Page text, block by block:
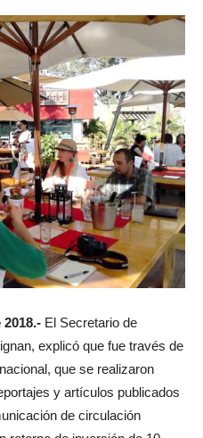
El Secretario de
explicó que fue través de
que se realizaron
y artículos publicados
de circulación